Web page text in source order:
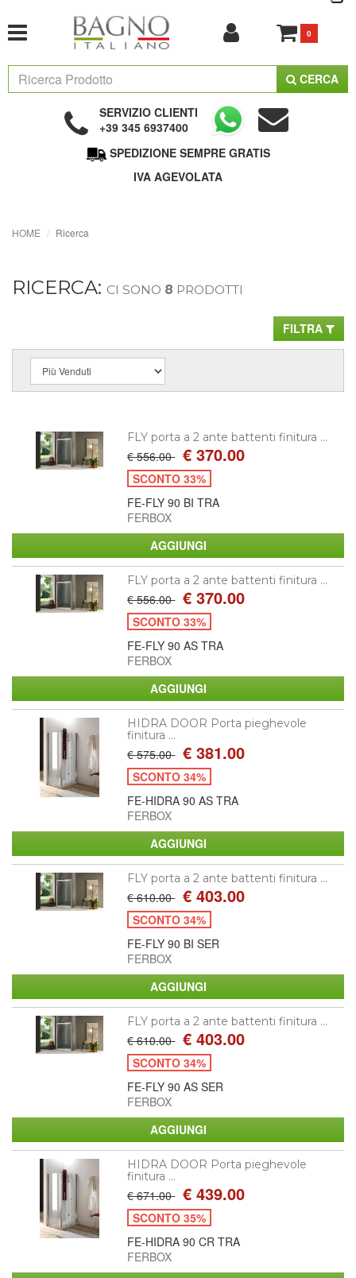
0
CERCA
SERVIZIO CLIENTI
+39 345 6937400
SPEDIZIONE SEMPRE GRATIS
IVA AGEVOLATA
HOME Ricerca
RICERCA: CI SONO 8 PRODOTTI
FILTRA
FLY porta a 2 ante battenti finitura ...
€ 556.00 € 370.00
SCONTO 33%
FE-FLY 90 BI TRA
FERBOX
FLY porta a 2 ante battenti finitura ...
€ 556.00 € 370.00
SCONTO 33%
FE-FLY 90 AS TRA
FERBOX
HIDRA DOOR Porta pieghevole
finitura ...
€ 575.00 € 381.00
SCONTO 34%
FE-HIDRA 90 AS TRA
FERBOX
FLY porta a 2 ante battenti finitura ...
€ 610.00 € 403.00
SCONTO 34%
FE-FLY 90 BI SER
FERBOX
FLY porta a 2 ante battenti finitura ...
€ 610.00 € 403.00
SCONTO 34%
FE-FLY 90 AS SER
FERBOX
HIDRA DOOR Porta pieghevole
finitura ...
€ 671.00 € 439.00
SCONTO 35%
FE-HIDRA 90 CR TRA
FERBOX